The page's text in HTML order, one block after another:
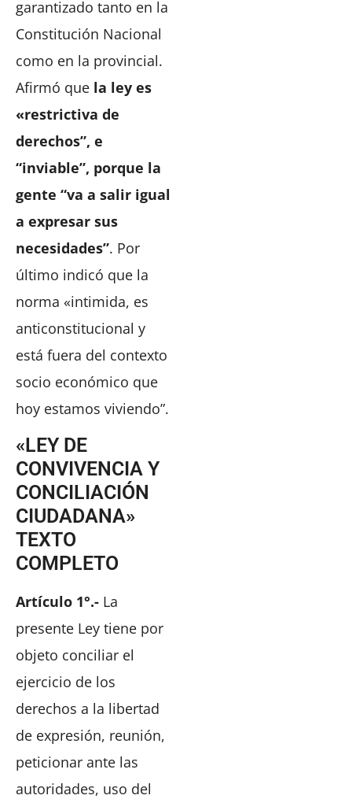
garantizado tanto en la
Constitución Nacional
como en la provincial.
Afirmó que la ley es
«restrictiva de
derechos”, e
“inviable”, porque la
gente “va a salir igual
a expresar sus
necesidades”. Por
último indicó que la
norma «intimida, es
anticonstitucional y
está fuera del contexto
socio económico que
hoy estamos viviendo”.
«LEY DE
CONVIVENCIA Y
CONCILIACIÓN
CIUDADANA»
TEXTO
COMPLETO
Artículo 1°.- La
presente Ley tiene por
objeto conciliar el
ejercicio de los
derechos a la libertad
de expresión, reunión,
peticionar ante las
autoridades, uso del